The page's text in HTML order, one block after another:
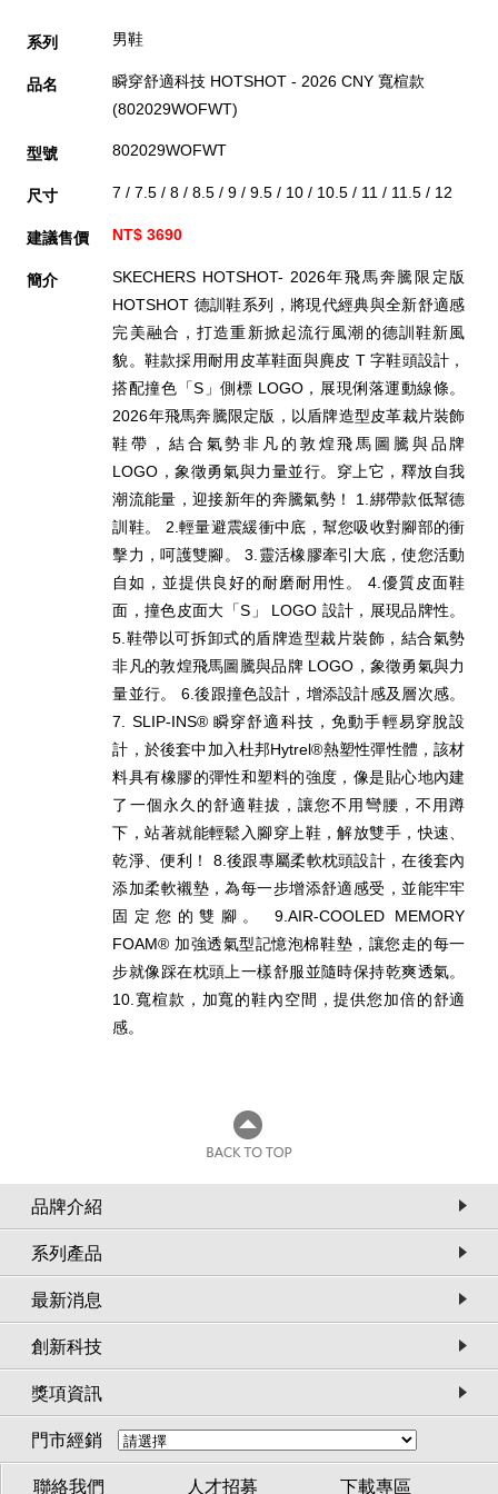
系列 男鞋
品名
瞬穿舒適科技 HOTSHOT - 2026 CNY 寬楦款
(802029WOFWT)
型號 802029WOFWT
尺寸 7 / 7.5 / 8 / 8.5 / 9 / 9.5 / 10 / 10.5 / 11 / 11.5 / 12
建議售價 NT$ 3690
簡介
SKECHERS HOTSHOT- 2026年飛馬奔騰限定版
HOTSHOT 德訓鞋系列，將現代經典與全新舒適感
完美融合，打造重新掀起流行風潮的德訓鞋新風
貌。鞋款採用耐用皮革鞋面與麂皮 T 字鞋頭設計，
搭配撞色「S」側標 LOGO，展現俐落運動線條。
2026年飛馬奔騰限定版，以盾牌造型皮革裁片裝飾
鞋帶，結合氣勢非凡的敦煌飛馬圖騰與品牌
LOGO，象徵勇氣與力量並行。穿上它，釋放自我
潮流能量，迎接新年的奔騰氣勢！ 1.綁帶款低幫德
訓鞋。 2.輕量避震緩衝中底，幫您吸收對腳部的衝
擊力，呵護雙腳。 3.靈活橡膠牽引大底，使您活動
自如，並提供良好的耐磨耐用性。 4.優質皮面鞋
面，撞色皮面大「S」 LOGO 設計，展現品牌性。
5.鞋帶以可拆卸式的盾牌造型裁片裝飾，結合氣勢
非凡的敦煌飛馬圖騰與品牌 LOGO，象徵勇氣與力
量並行。 6.後跟撞色設計，增添設計感及層次感。
7. SLIP-INS® 瞬穿舒適科技，免動手輕易穿脫設
計，於後套中加入杜邦Hytrel®熱塑性彈性體，該材
料具有橡膠的彈性和塑料的強度，像是貼心地內建
了一個永久的舒適鞋拔，讓您不用彎腰，不用蹲
下，站著就能輕鬆入腳穿上鞋，解放雙手，快速、
乾淨、便利！ 8.後跟專屬柔軟枕頭設計，在後套內
添加柔軟襯墊，為每一步增添舒適感受，並能牢牢
固定您的雙腳。 9.AIR-COOLED MEMORY
FOAM® 加強透氣型記憶泡棉鞋墊，讓您走的每一
步就像踩在枕頭上一樣舒服並隨時保持乾爽透氣。
10.寬楦款，加寬的鞋內空間，提供您加倍的舒適
感。
品牌介紹
系列產品
最新消息
創新科技
獎項資訊
門市經銷
聯絡我們 人才招募 下載專區